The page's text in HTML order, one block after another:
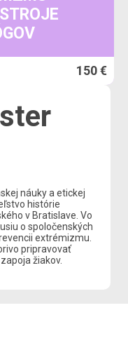
150 €
náuky a etickej
histórie
v Bratislave. Vo
o spoločenských
extrémizmu.
pripravovať
žiakov.